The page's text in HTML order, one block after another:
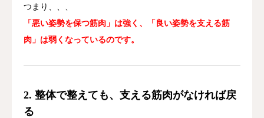
つまり、、、
「悪い姿勢を保つ筋肉」は強く、「良い姿勢を支える筋
肉」は弱くなっているのです。
2. 整体で整えても、支える筋肉がなければ戻
る